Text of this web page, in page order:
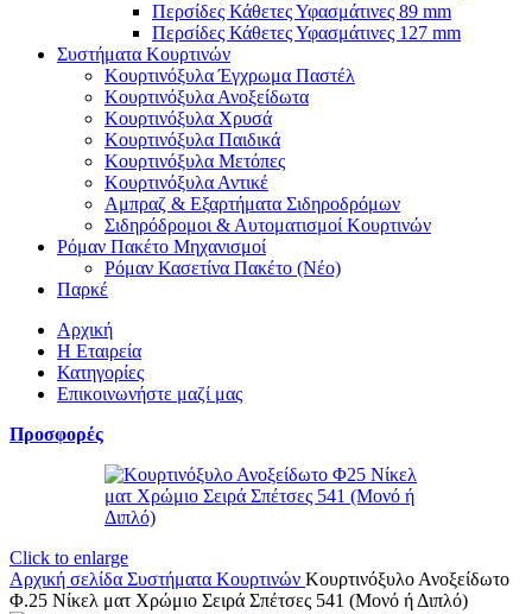
Περσίδες Κάθετες Υφασμάτινες 89 mm
Περσίδες Κάθετες Υφασμάτινες 127 mm
Συστήματα Κουρτινών
Κουρτινόξυλα Έγχρωμα Παστέλ
Κουρτινόξυλα Ανοξείδωτα
Κουρτινόξυλα Χρυσά
Κουρτινόξυλα Παιδικά
Κουρτινόξυλα Μετόπες
Κουρτινόξυλα Αντικέ
Αμπραζ & Εξαρτήματα Σιδηροδρόμων
Σιδηρόδρομοι & Αυτοματισμοί Κουρτινών
Ρόμαν Πακέτο Μηχανισμοί
Ρόμαν Κασετίνα Πακέτο (Νέο)
Παρκέ
Αρχική
Η Εταιρεία
Κατηγορίες
Επικοινωνήστε μαζί μας
Προσφορές
Click to enlarge
Αρχική σελίδα Συστήματα Κουρτινών Κουρτινόξυλο Ανοξείδωτο
Φ.25 Νίκελ ματ Χρώμιο Σειρά Σπέτσες 541 (Μονό ή Διπλό)